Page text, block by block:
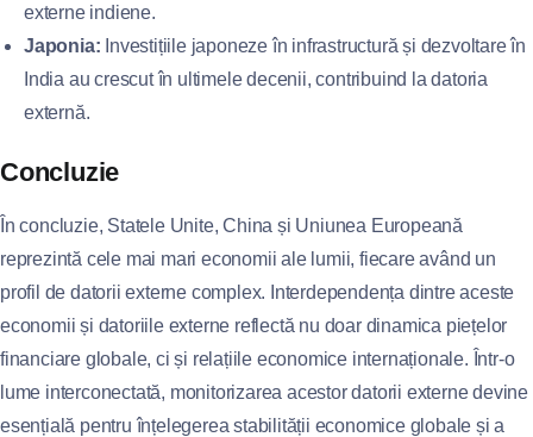
externe indiene.
Japonia: Investițiile japoneze în infrastructură și dezvoltare în
India au crescut în ultimele decenii, contribuind la datoria
externă.
Concluzie
În concluzie, Statele Unite, China și Uniunea Europeană
reprezintă cele mai mari economii ale lumii, fiecare având un
profil de datorii externe complex. Interdependența dintre aceste
economii și datoriile externe reflectă nu doar dinamica piețelor
financiare globale, ci și relațiile economice internaționale. Într-o
lume interconectată, monitorizarea acestor datorii externe devine
esențială pentru înțelegerea stabilității economice globale și a